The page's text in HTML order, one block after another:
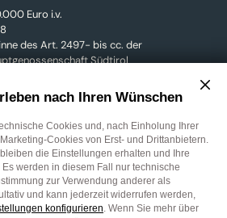
Euro i.v.
des Art. 2497- bis cc. der
Südtirol
Policy Cookies Credits
nach Ihren Wünschen
Cookies und, nach Einholung Ihrer
Cookies von Erst- und Drittanbietern.
die Einstellungen erhalten und Ihre
werden in diesem Fall nur technische
zur Verwendung anderer als
und kann jederzeit widerrufen werden,
konfigurieren. Wenn Sie mehr über